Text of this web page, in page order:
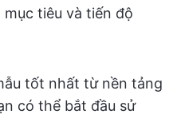
tiêu và tiến độ
tốt nhất từ nền tảng
có thể bắt đầu sử